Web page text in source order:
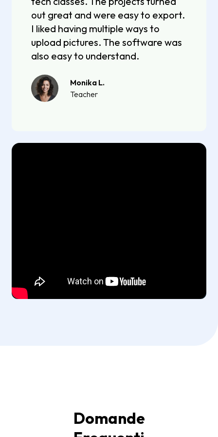
out great and were easy to export.
I liked having multiple ways to
upload pictures. The software was
also easy to understand.
Monika L.
Teacher
Domande